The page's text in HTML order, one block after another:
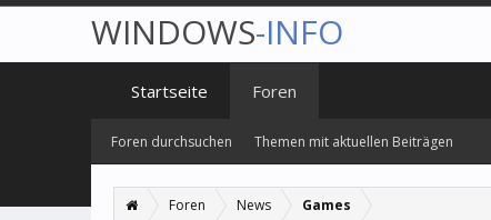
Foren News Games
WINDOWS-INFO
Startseite Foren
Foren durchsuchen Themen mit aktuellen Beiträgen